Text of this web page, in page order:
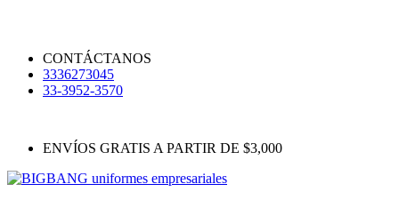
CONTÁCTANOS
3336273045
33-3952-3570
ENVÍOS GRATIS A PARTIR DE $3,000